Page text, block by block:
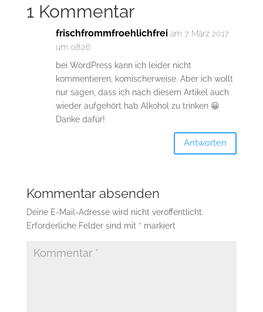
1 Kommentar
frischfrommfroehlichfrei am 7. März 2017
um 08:26
bei WordPress kann ich leider nicht
kommentieren, komischerweise. Aber ich wollt
nur sagen, dass ich nach diesem Artikel auch
wieder aufgehört hab Alkohol zu trinken 😀
Danke dafür!
Antworten
Kommentar absenden
Deine E-Mail-Adresse wird nicht veröffentlicht.
Erforderliche Felder sind mit * markiert